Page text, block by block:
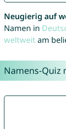
Neugierig auf
Namen in
weltweitam
Namens-Quiz